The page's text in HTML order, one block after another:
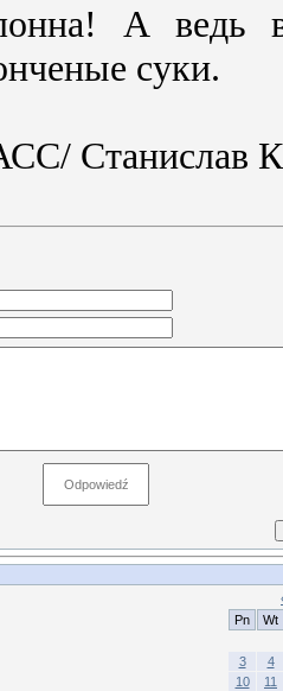
А ведь
суки.
Станислав
Pn
Wt
3
4
10
11